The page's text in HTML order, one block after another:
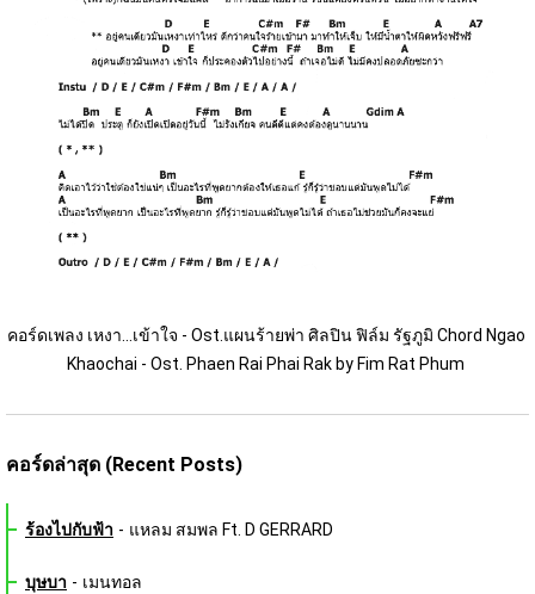
คอร์ดเพลง เหงา...เข้าใจ - Ost.แผนร้ายพ่า ศิลปิน ฟิล์ม รัฐภูมิ Chord Ngao
Khaochai - Ost. Phaen Rai Phai Rak by Fim Rat Phum
คอร์ดล่าสุด (Recent Posts)
ร้องไปกับฟ้า - แหลม สมพล Ft. D GERRARD
บุษบา - เมนทอล